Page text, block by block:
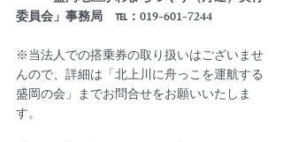
委員会」事務局　℡：019-601-7244
※当法人での搭乗券の取り扱いはございませ
んので、詳細は「北上川に舟っこを運航する
盛岡の会」までお問合せをお願いいたしま
す。